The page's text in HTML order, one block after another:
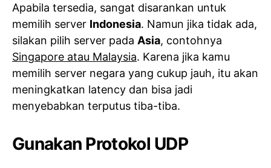
Apabila tersedia, sangat disarankan untuk
memilih server Indonesia. Namun jika tidak ada,
silakan pilih server pada Asia, contohnya
Singapore atau Malaysia. Karena jika kamu
memilih server negara yang cukup jauh, itu akan
meningkatkan latency dan bisa jadi
menyebabkan terputus tiba-tiba.
Gunakan Protokol UDP